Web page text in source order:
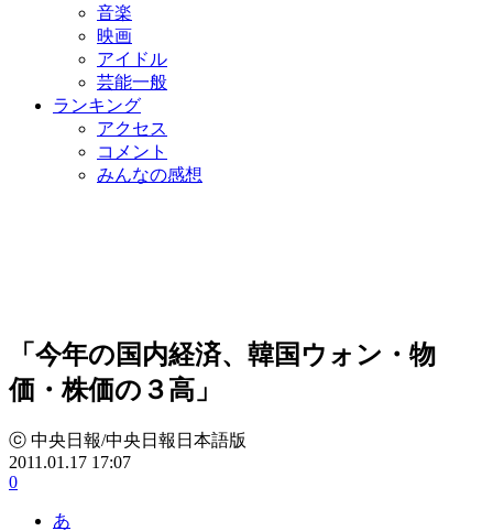
音楽
映画
アイドル
芸能一般
ランキング
アクセス
コメント
みんなの感想
「今年の国内経済、韓国ウォン・物
価・株価の３高」
ⓒ 中央日報/中央日報日本語版
2011.01.17 17:07
0
あ